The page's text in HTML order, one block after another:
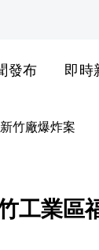
發布 即時
竹廠爆炸案
工業區